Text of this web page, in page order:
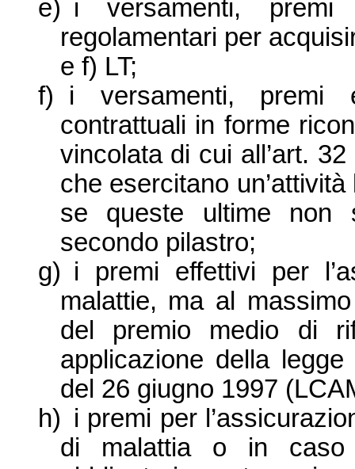
e) i versamenti,
regolamentari per
e f) LT;
f)
i versamenti, premi
contrattuali in forme
vincolata di cui all’art.
che esercitano
se queste ultime non
secondo pilastro;
g) i premi effettivi per
malattie, ma al
del premio medio di
applicazione della legge
del 26 giugno 1997
h) i premi per
di malattia o in caso